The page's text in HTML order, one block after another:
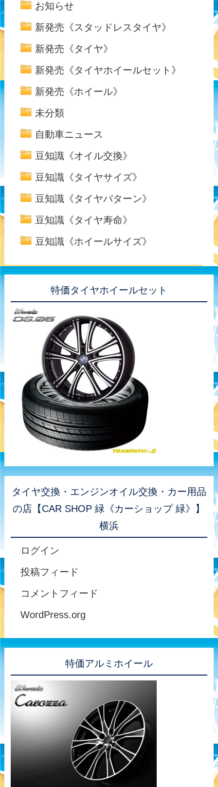
お知らせ
新発売《スタッドレスタイヤ》
新発売《タイヤ》
新発売《タイヤホイールセット》
新発売《ホイール》
未分類
自動車ニュース
豆知識《オイル交換》
豆知識《タイヤサイズ》
豆知識《タイヤパターン》
豆知識《タイヤ寿命》
豆知識《ホイールサイズ》
特価タイヤホイールセット
タイヤ交換・エンジンオイル交換・カー用品
の店【CAR SHOP 緑《カーショップ 緑》】
横浜
ログイン
投稿フィード
コメントフィード
WordPress.org
特価アルミホイール